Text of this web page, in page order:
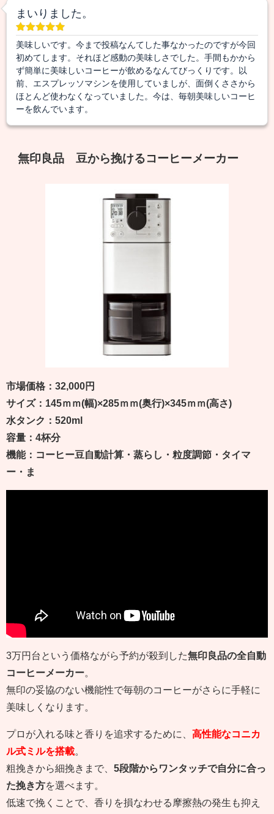
まいりました。
美味しいです。今まで投稿なんてした事なかったのですが今回
初めてします。それほど感動の美味しさでした。手間もかから
ず簡単に美味しいコーヒーが飲めるなんてびっくりです。以
前、エスプレッソマシンを使用していましが、面倒くささから
ほとんど使わなくなっていました。今は、毎朝美味しいコーヒ
ーを飲んでいます。
無印良品 豆から挽けるコーヒーメーカー
市場価格：32,000円
サイズ：145ｍｍ(幅)×285ｍｍ(奥行)×345ｍｍ(高さ)
水タンク：520ml
容量：4杯分
機能：コーヒー豆自動計算・蒸らし・粒度調節・タイマ
ー・ま
3万円台という価格ながら予約が殺到した無印良品の全自動
コーヒーメーカー。
無印の妥協のない機能性で毎朝のコーヒーがさらに手軽に
美味しくなります。
プロが入れる味と香りを追求するために、 高性能なコニカ
ル式ミルを搭載。
粗挽きから細挽きまで、 5段階からワンタッチで自分に合っ
た挽き方を選べます。
低速で挽くことで、香りを損なわせる摩擦熱の発生も抑え